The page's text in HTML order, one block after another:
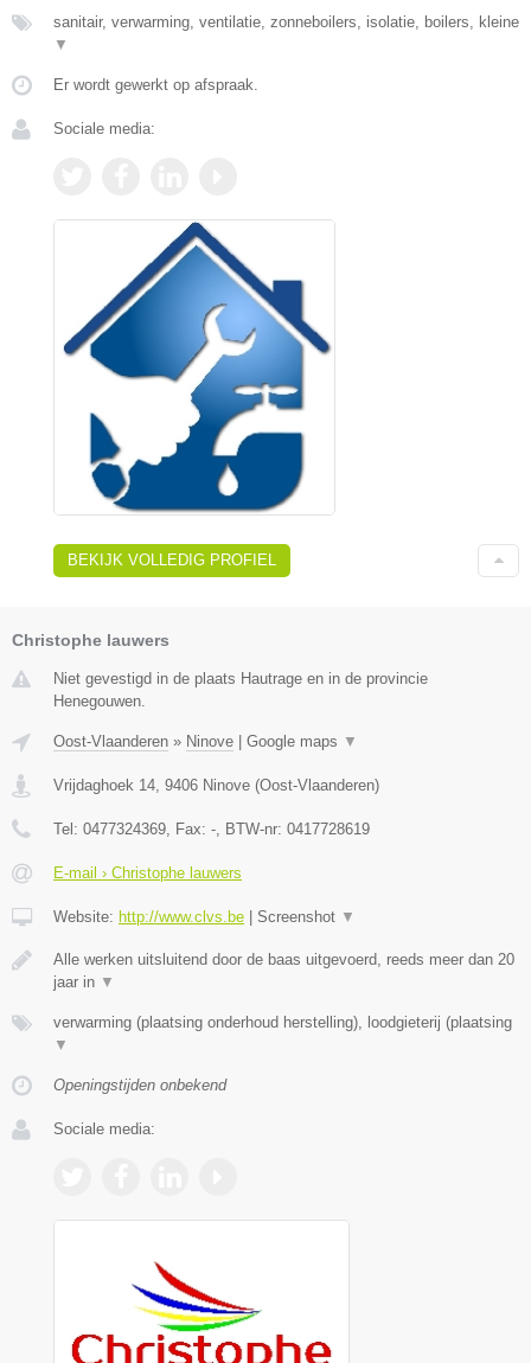
sanitair, verwarming, ventilatie, zonneboilers, isolatie, boilers, kleine
▼
Er wordt gewerkt op afspraak.
Sociale media:
BEKIJK VOLLEDIG PROFIEL
Christophe lauwers
Niet gevestigd in de plaats Hautrage en in de provincie
Henegouwen.
Oost-Vlaanderen » Ninove | Google maps ▼
Vrijdaghoek 14 9406 Ninove (Oost-Vlaanderen)
Tel: 0477324369 , Fax: - , BTW-nr: 0417728619
E-mail › Christophe lauwers
Website: http://www.clvs.be | Screenshot ▼
Alle werken uitsluitend door de baas uitgevoerd, reeds meer dan 20
jaar in ▼
verwarming (plaatsing onderhoud herstelling), loodgieterij (plaatsing
▼
Openingstijden onbekend
Sociale media: